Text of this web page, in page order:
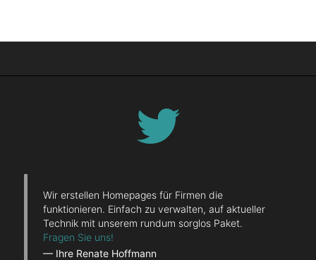
Wir erstellen Homepages für Firmen die
funktionieren. Einfach zu verwalten, auf aktueller
Technik mit unserem rundum sorglos Paket.
Fragen Sie uns!
— Ihre Renate Hoffmann